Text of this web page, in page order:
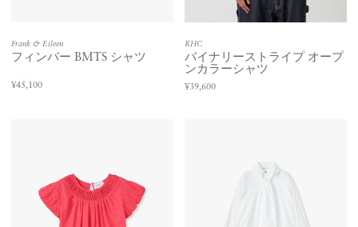
Frank & Eileen
フィンバー BMTS シャツ
¥45,100
RHC
バイナリーストライプ オープ
ンカラーシャツ
¥39,600